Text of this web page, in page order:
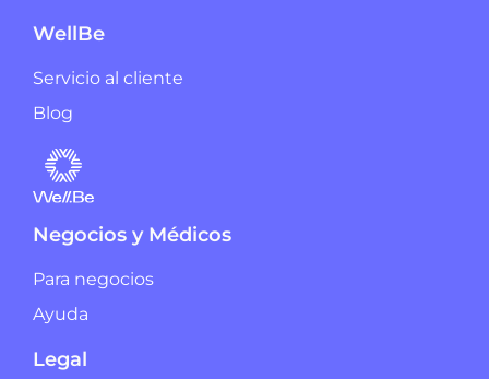
WellBe
Servicio al cliente
Blog
Negocios y Médicos
Para negocios
Ayuda
Legal